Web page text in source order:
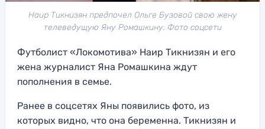
Наир Тикнизян предпочел Ольге Бузовой свою жену
телеведущую Яну Ромашкину. Фото соцсети
Футболист «Локомотива» Наир Тикнизян и его
жена журналист Яна Ромашкина ждут
пополнения в семье.
Ранее в соцсетях Яны появились фото, из
которых видно, что она беременна. Тикнизян и